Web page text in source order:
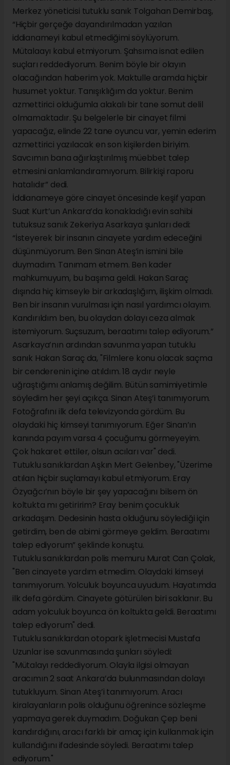
Merkez yöneticisi tutuklu sanık Tolgahan Demirbaş,
“Hiçbir gerçeğe dayandırılmadan yazılan
iddianameyi kabul etmediğimi söylüyorum.
Mütalaayı kabul etmiyorum. Şahsıma isnat edilen
suçları reddediyorum. Benim böyle bir olayın
olacağından haberim yok. Maktulle aramda hiçbir
husumet yoktur. Tanışıklığım da yoktur. Benim
azmettirici olduğumla alakalı bir tane somut delil
olmamaktadır. Şu belgelerle bir cinayet filmi
yapacağız, elinde 22 tane oyuncu var, yemin ederim
azmettirici yazılacak en son kişilerden biriyim.
Savcımın bana ağırlaştırılmış müebbet talep
etmesini anlamlandıramıyorum. Bilirkişi raporu
hatalıdır” dedi.
İddianameye göre cinayet öncesinde keşif yapan
Suat Kurt’un Ankara’da konakladığı evin sahibi
tutuksuz sanık Zekeriya Asarkaya şunları dedi:
“İsteyerek bir insanın cinayete yardım edeceğini
düşünmüyorum. Ben Sinan Ateş’in ismini bile
duymadım. Tanımam etmem. Ben kader
mahkumuyum, bu başıma geldi. Hakan Saraç
dışında hiç kimseyle bir arkadaşlığım, ilişkim olmadı.
Ben bir insanın vurulması için nasıl yardımcı olayım.
Kandırıldım ben, bu olaydan dolayı ceza almak
istemiyorum. Suçsuzum, beraatımı talep ediyorum.”
Asarkaya’nın ardından savunma yapan tutuklu
sanık Hakan Saraç da, "Filmlere konu olacak saçma
bir cenderenin içine atıldım. 18 aydır neyle
uğraştığımı anlamış değilim. Bütün samimiyetimle
söyledim her şeyi açıkça. Sinan Ateş’i tanımıyorum.
Fotoğrafını ilk defa televizyonda gördüm. Bu
olaydaki hiç kimseyi tanımıyorum. Eğer Sinan’ın
kanında payım varsa 4 çocuğumu görmeyeyim.
Çok hakaret ettiler, olsun acıları var" dedi.
Tutuklu sanıklardan Aşkın Mert Gelenbey, "Üzerime
atılan hiçbir suçlamayı kabul etmiyorum. Eray
Özyağcı’nın böyle bir şey yapacağını bilsem ön
koltukta mı getiririm? Eray benim çocukluk
arkadaşım. Dedesinin hasta olduğunu söylediği için
getirdim, ben de abimi görmeye geldim. Beraatımı
talep ediyorum” şeklinde konuştu.
Tutuklu sanıklardan polis memuru Murat Can Çolak,
"Ben cinayete yardım etmedim. Olaydaki kimseyi
tanımıyorum. Yolculuk boyunca uyudum. Hayatımda
ilk defa gördüm. Cinayete götürülen biri saklanır. Bu
adam yolculuk boyunca ön koltukta geldi. Beraatımı
talep ediyorum" dedi.
Tutuklu sanıklardan otopark işletmecisi Mustafa
Uzunlar ise savunmasında şunları söyledi:
"Mütalayı reddediyorum. Olayla ilgisi olmayan
aracımın 2 saat Ankara’da bulunmasından dolayı
tutukluyum. Sinan Ateş’i tanımıyorum. Aracı
kiralayanların polis olduğunu öğrenince sözleşme
yapmaya gerek duymadım. Doğukan Çep beni
kandırdığını, aracı farklı bir amaç için kullanmak için
kullandığını ifadesinde söyledi. Beraatımı talep
ediyorum."